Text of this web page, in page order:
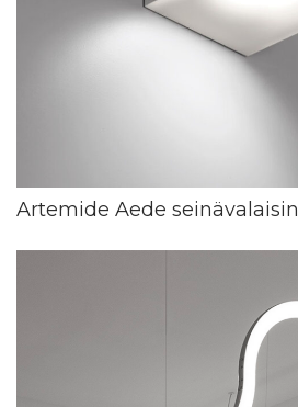
Artemide Aede seinävalaisin